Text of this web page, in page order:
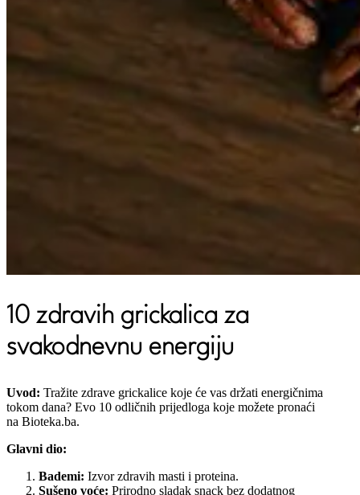
10 zdravih grickalica za
svakodnevnu energiju
Uvod: Tražite zdrave grickalice koje će vas držati energičnima
tokom dana? Evo 10 odličnih prijedloga koje možete pronaći
na Bioteka.ba.
Glavni dio:
Bademi: Izvor zdravih masti i proteina.
Sušeno voće: Prirodno sladak snack bez dodatnog